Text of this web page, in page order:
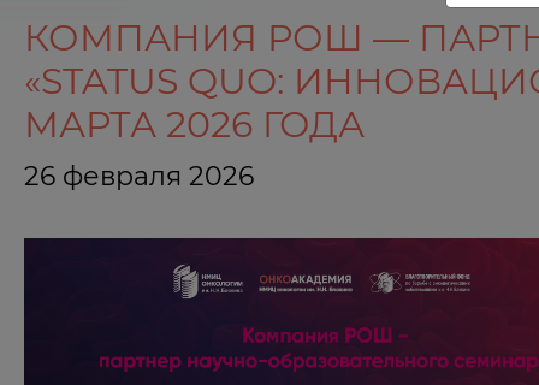
КОМПАНИЯ РОШ —
«STATUS QUO:
МАРТА 2026 ГОДА
26 февраля 2026